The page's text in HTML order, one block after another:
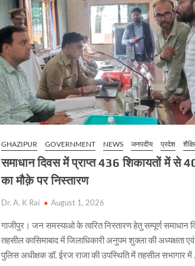
p
k
में
महत्वपूर्ण
भूमिका
निभायेगी
वैक्सीन
GHAZIPUR GOVERNMENT NEWS जनपदीय प्रदेश
समाधान दिवस में प्राप्त 436 शिकायतों में से
का मौक़े पर निस्तारण
Dr. A. K Rai August 1, 2026
गाजीपुर। जन समस्याओ के त्वरित निस्तारण हेतु सम्पूर्ण समाधान
तहसील कासिमाबाद में जिलाधिकारी अनुपम शुक्ला की अध्यक्षता एवं
पुलिस अधीक्षक डॉ. ईरज राजा की उपस्थिति में तहसील सभागार